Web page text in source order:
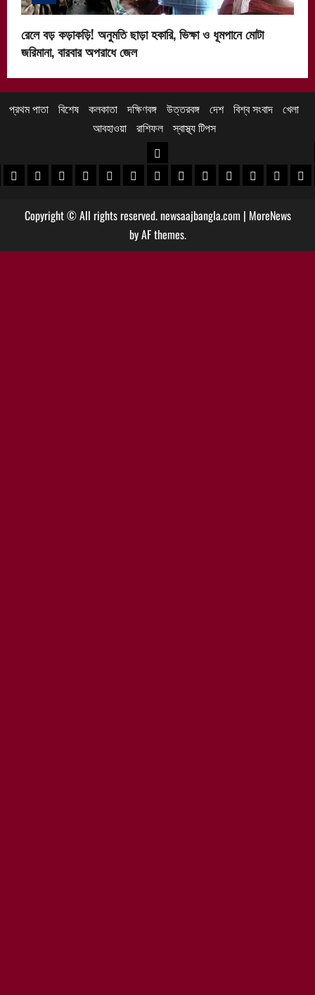
রেলে বড় কড়াকড়ি! অনুমতি ছাড়া হকারি, ভিক্ষা ও ধূমপানে মোটা
জরিমানা, বারবার অপরাধে জেল
প্রথম পাতা বিশেষ কলকাতা দক্ষিণবঙ্গ উত্তরবঙ্গ দেশ বিশ্ব সংবাদ খেলা
আবহাওয়া
রাশিফল স্বাস্থ্য টিপস
খবর
খবর
পুরুলিয়া খবর
বাঁকুড়া খবরপশ্চিম বর্ধমান খবর
পূর্ব বর্ধমান খবর
বীরভূম খবরমুর্শিদাবাদ খবর
উত্তরবঙ্গ
কোচবিহার নিউজ
আলিপুরদুয়ার খবর
জলপাইগুড়ি খবর
শিলিগুড়ি খবর
উত্তরদক্ষিণ
Copyright © All rights reserved. newsaajbangla.com | MoreNews
by AF themes.